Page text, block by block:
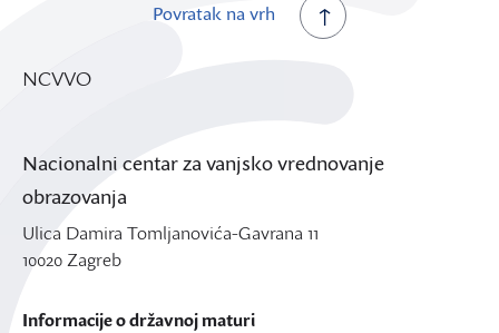
Povratak na vrh
NCVVO
Nacionalni centar za vanjsko vrednovanje
obrazovanja
Ulica Damira Tomljanovića-Gavrana 11
10020 Zagreb
Informacije o državnoj maturi